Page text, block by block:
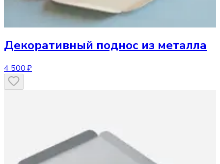
Декоративный поднос из металла
4 500 ₽